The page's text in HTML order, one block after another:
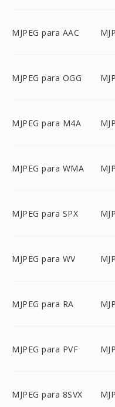
MJPEG para AAC
MJPEG para OGG
MJPEG para M4A
MJPEG para WMA
MJPEG para SPX
MJPEG para WV
MJPEG para RA
MJPEG para PVF
MJPEG para 8SVX